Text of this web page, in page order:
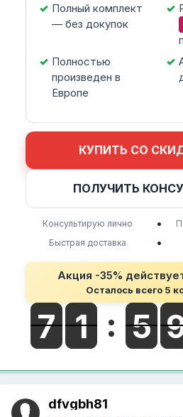
Полный комплект
— без докупок
Полностью
произведен в
Европе
КУПИТЬ СО
ПОЛУЧИТЬ
Консультирую лично •
Быстрая доставка
•
Акция -35%
Осталось всего 5
dfvgbh81